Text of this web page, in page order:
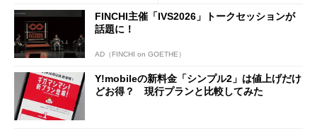
FINCHI主催「IVS2026」トークセッションが
話題に！
AD（FINCHI on GOETHE）
Y!mobileの新料金「シンプル2」は値上げだけ
どお得？ 現行プランと比較してみた